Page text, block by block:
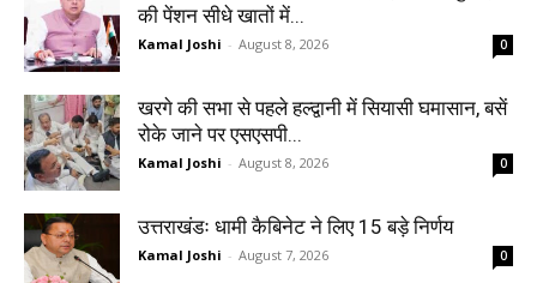
की पेंशन सीधे खातों में...
Kamal Joshi - August 8, 2026 0
खरगे की सभा से पहले हल्द्वानी में सियासी घमासान, बसें
रोके जाने पर एसएसपी...
Kamal Joshi - August 8, 2026 0
उत्तराखंडः धामी कैबिनेट ने लिए 15 बड़े निर्णय
Kamal Joshi - August 7, 2026 0